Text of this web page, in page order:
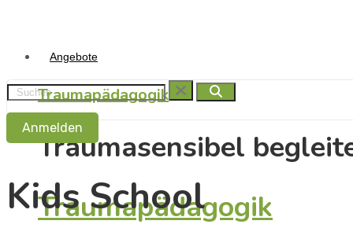
Angebote
Traumapädagogik
Traumasensibel
Traumapädagogik
Anmelden
Kids School